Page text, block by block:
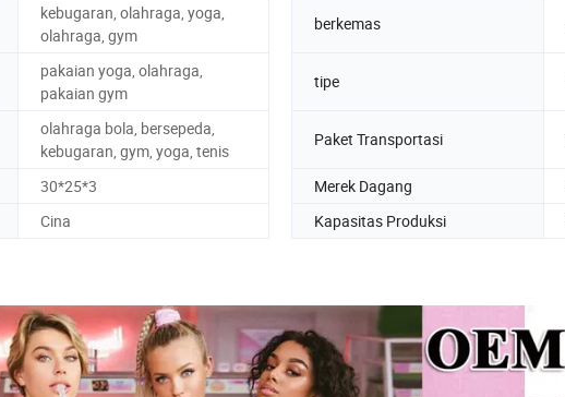
kebugaran, olahraga, yoga,
olahraga, gym
berkemas
pakaian yoga, olahraga,
pakaian gym
tipe
olahraga bola, bersepeda,
kebugaran, gym, yoga, tenis
Paket Transportasi
30*25*3 Merek Dagang
Cina Kapasitas Produksi